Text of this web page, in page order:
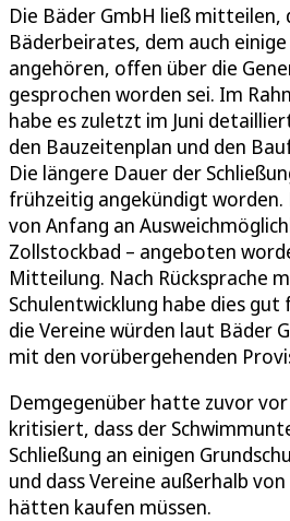
Die Bäder GmbH ließ mitteilen,
Bäderbeirates, dem auch
angehören, offen über die
gesprochen worden sei. Im
habe es zuletzt im Juni
den Bauzeitenplan und den
Die längere Dauer der
frühzeitig angekündigt worden.
von Anfang an
Zollstockbad – angeboten
Mitteilung. Nach Rücksprache
Schulentwicklung habe dies
die Vereine würden laut Bäder
mit den vorübergehenden
Demgegenüber hatte zuvor vor
kritisiert, dass der
Schließung an einigen
und dass Vereine außerhalb
hätten kaufen müssen.